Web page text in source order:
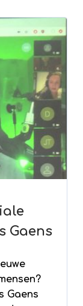
Gaens
Gaens